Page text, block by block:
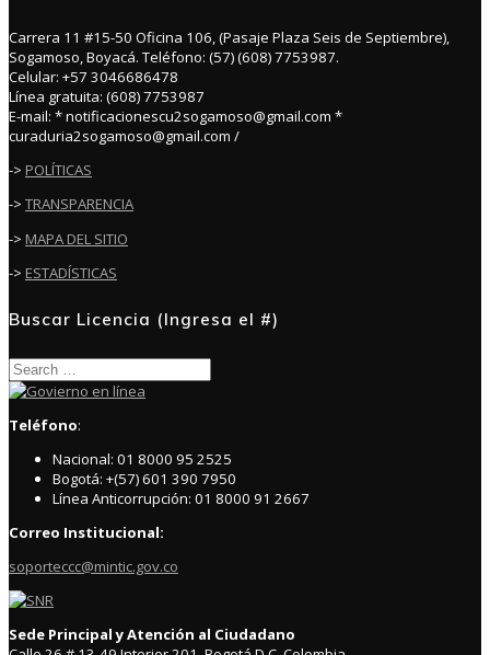
Carrera 11 #15-50 Oficina 106, (Pasaje Plaza Seis de Septiembre),
Sogamoso, Boyacá. Teléfono: (57) (608) 7753987.
Celular: +57 3046686478
Línea gratuita: (608) 7753987
E-mail: * notificacionescu2sogamoso@gmail.com *
curaduria2sogamoso@gmail.com /
-> POLÍTICAS
-> TRANSPARENCIA
-> MAPA DEL SITIO
-> ESTADÍSTICAS
Buscar Licencia (Ingresa el #)
Search
for:
Teléfono:
Nacional: 01 8000 95 2525
Bogotá: +(57) 601 390 7950
Línea Anticorrupción: 01 8000 91 2667
Correo Institucional:
soporteccc@mintic.gov.co
Sede Principal y Atención al Ciudadano